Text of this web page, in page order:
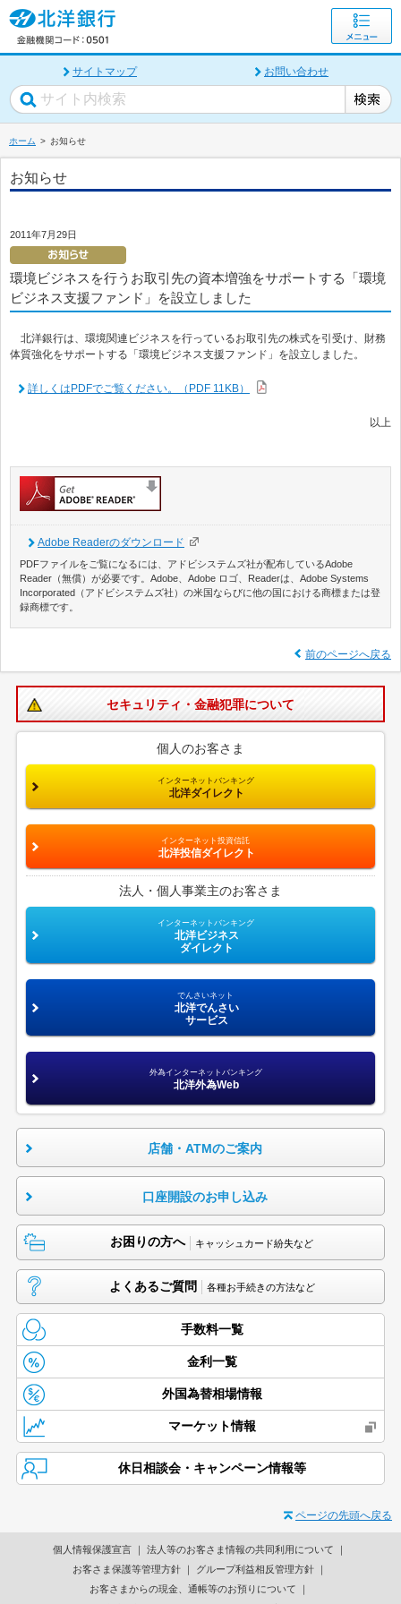
サイトマップ お問い合わせ
ホーム お知らせ
お知らせ
2011年7月29日
環境ビジネスを行うお取引先の資本増強をサポートする「環境
ビジネス支援ファンド」を設立しました
北洋銀行は、環境関連ビジネスを行っているお取引先の株式を引受け、財務
体質強化をサポートする「環境ビジネス支援ファンド」を設立しました。
詳しくはPDFでご覧ください。（PDF 11KB）
以上
Adobe Readerのダウンロード
PDFファイルをご覧になるには、アドビシステムズ社が配布しているAdobe
Reader（無償）が必要です。Adobe、Adobe ロゴ、Readerは、Adobe Systems
Incorporated（アドビシステムズ社）の米国ならびに他の国における商標または登
録商標です。
前のページへ戻る
セキュリティ・金融犯罪について
個人のお客さま
インターネットバンキング
北洋ダイレクト
インターネット投資信託
北洋投信ダイレクト
法人・個人事業主のお客さま
インターネットバンキング
北洋ビジネス
ダイレクト
でんさいネット
北洋でんさい
サービス
外為インターネットバンキング
北洋外為Web
店舗・ATMのご案内
口座開設のお申し込み
お困りの方へ キャッシュカード紛失など
よくあるご質問 各種お手続きの方法など
手数料一覧
金利一覧
外国為替相場情報
マーケット情報
休日相談会・キャンペーン情報等
ページの先頭へ戻る
個人情報保護宣言
法人等のお客さま情報の共同利用について
お客さま保護等管理方針
グループ利益相反管理方針
お客さまからの現金、通帳等のお預りについて